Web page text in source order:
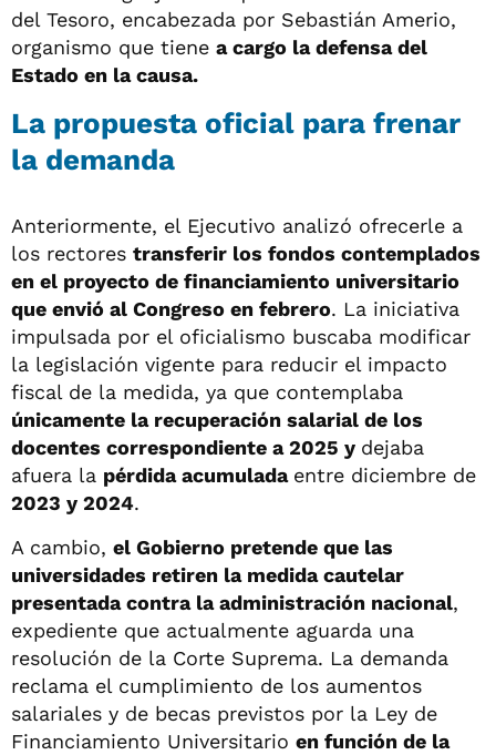
del Tesoro, encabezada por Sebastián Amerio,
organismo que tiene a cargo la defensa del
Estado en la causa.
La propuesta oficial para frenar
la demanda
Anteriormente, el Ejecutivo analizó ofrecerle a
los rectores transferir los fondos contemplados
en el proyecto de financiamiento universitario
que envió al Congreso en febrero. La iniciativa
impulsada por el oficialismo buscaba modificar
la legislación vigente para reducir el impacto
fiscal de la medida, ya que contemplaba
únicamente la recuperación salarial de los
docentes correspondiente a 2025 y dejaba
afuera la pérdida acumulada entre diciembre de
2023 y 2024.
A cambio, el Gobierno pretende que las
universidades retiren la medida cautelar
presentada contra la administración nacional,
expediente que actualmente aguarda una
resolución de la Corte Suprema. La demanda
reclama el cumplimiento de los aumentos
salariales y de becas previstos por la Ley de
Financiamiento Universitario en función de la